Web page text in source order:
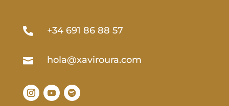
 +34 691 86 88 57
 hola@xaviroura.com